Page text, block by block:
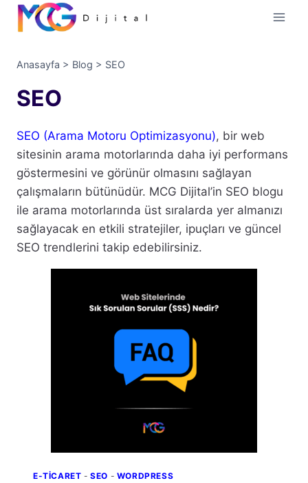
İçeriğe
geç
Anasayfa > Blog > SEO
SEO
SEO (Arama Motoru Optimizasyonu), bir web
sitesinin arama motorlarında daha iyi performans
göstermesini ve görünür olmasını sağlayan
çalışmaların bütünüdür. MCG Dijital’in SEO blogu
ile arama motorlarında üst sıralarda yer almanızı
sağlayacak en etkili stratejiler, ipuçları ve güncel
SEO trendlerini takip edebilirsiniz.
E-TICARET -SEO - WORDPRESS